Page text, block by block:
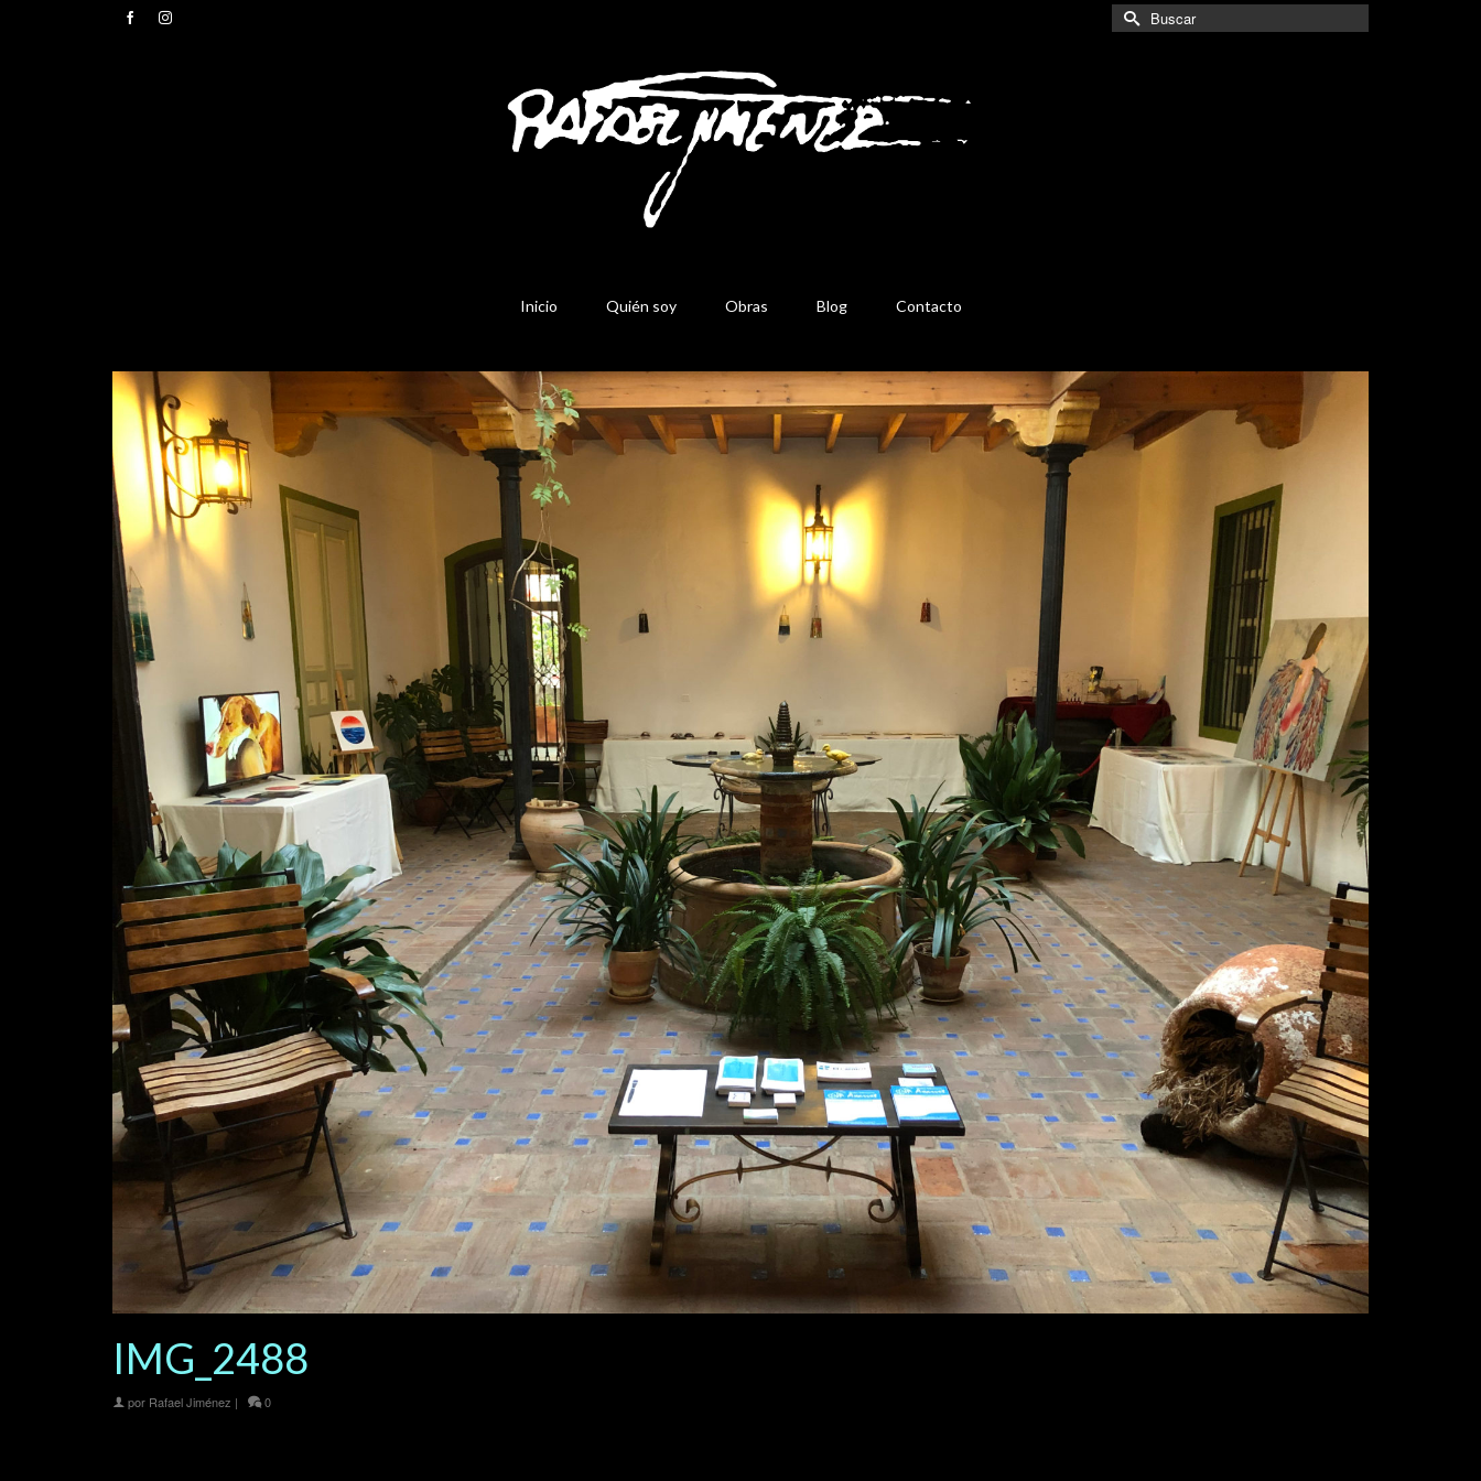
Buscar
por:
Inicio Quién soy Obras Blog Contacto
IMG_2488
por Rafael Jiménez | 0